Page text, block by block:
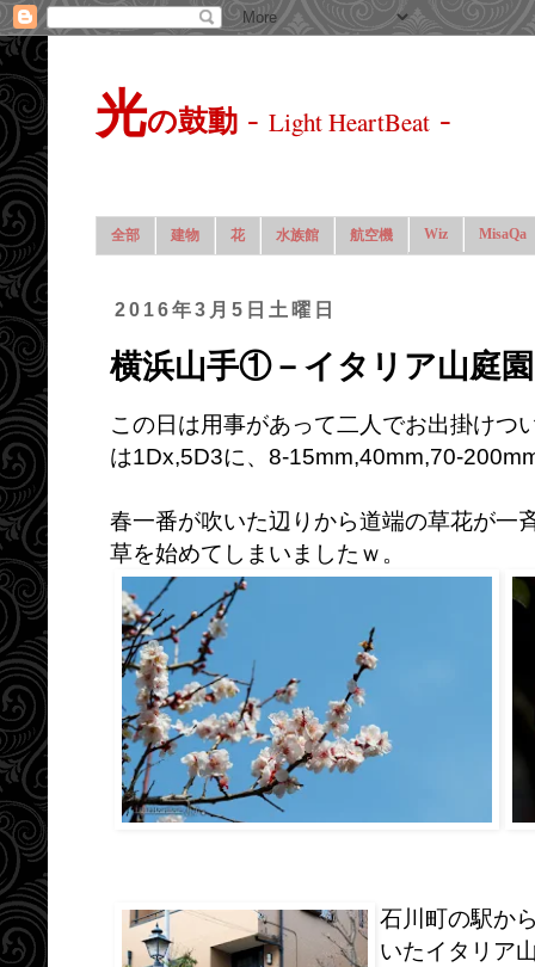
光の鼓動 - Light HeartBeat -
全部 建物 花 水族館 航空機 Wiz MisaQa
2016年3月5日土曜日
横浜山手①－イタリア山庭
この日は用事があって二人でお出掛け
は1Dx,5D3に、8-15mm,40mm,70-
春一番が吹いた辺りから道端の草花が一
草を始めてしまいましたｗ。
石川町の駅か
いたイタリア